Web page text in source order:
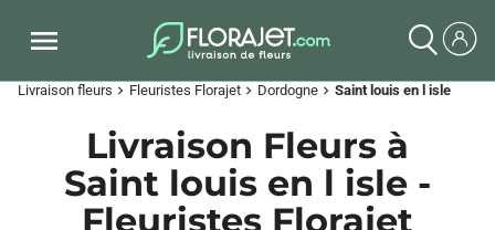
Livraison fleurs chevron_right Fleuristes Florajet chevron_right Dordogne chevron_right Saint louis en l isle
Livraison Fleurs à
Saint louis en l isle -
Fleuristes Florajet